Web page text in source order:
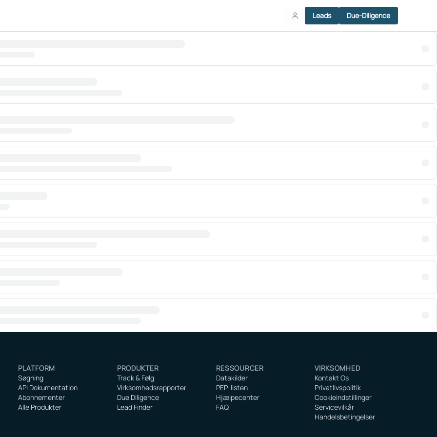
Leads Due-Diligence
PLATFORM
Søgning
API Dokumentation
Abonnementer
Alle Produkter
PRODUKTER
Track & Følg
Virksomhedsrapporter
Due Diligence
Lead Finder
RESSOURCER
Datakilder
PEP-listen
Hjælpecenter
FAQ
VIRKSOMHED
Kontakt Os
Privatlivspolitik
Cookieindstillinger
Servicevilkår
Handelsbetingelser